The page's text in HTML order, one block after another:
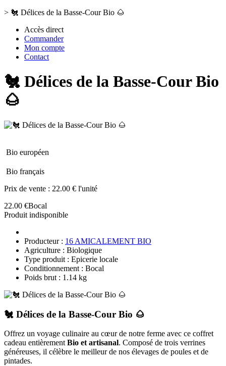
> 🐔 Délices de la Basse-Cour Bio 🌰
Accès direct
Commander
Mon compte
Contact
🐔 Délices de la Basse-Cour Bio
🌰
Bio européen
Bio français
Prix de vente : 22.00 € l'unité
22.00 €Bocal
Produit indisponible
Producteur : 16 AMICALEMENT BIO
Agriculture : Biologique
Type produit : Epicerie locale
Conditionnement : Bocal
Poids brut : 1.14 kg
🐔 Délices de la Basse-Cour Bio 🌰
Offrez un voyage culinaire au cœur de notre ferme avec ce coffret
cadeau entièrement Bio et artisanal. Composé de trois verrines
généreuses, il célèbre le meilleur de nos élevages de poules et de
pintades.